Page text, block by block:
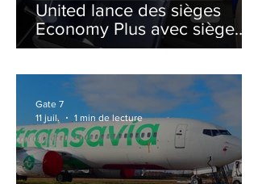
United lance des sièges
Economy Plus avec siège
central neutralisé
Gate 7
11 juil.
1 min de lecture